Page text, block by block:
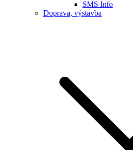
SMS Info
Doprava, výstavba